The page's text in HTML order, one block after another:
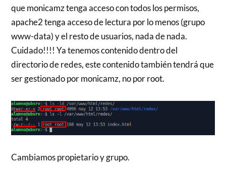
que monicamz tenga acceso con todos los permisos,
apache2 tenga acceso de lectura por lo menos (grupo
www-data) y el resto de usuarios, nada de nada.
Cuidado!!!! Ya tenemos contenido dentro del
directorio de redes, este contenido también tendrá que
ser gestionado por monicamz, no por root.
Cambiamos propietario y grupo.